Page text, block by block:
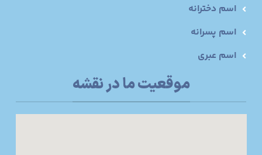
اسم دخترانه
اسم پسرانه
اسم عبری
موقعیت ما در نقشه